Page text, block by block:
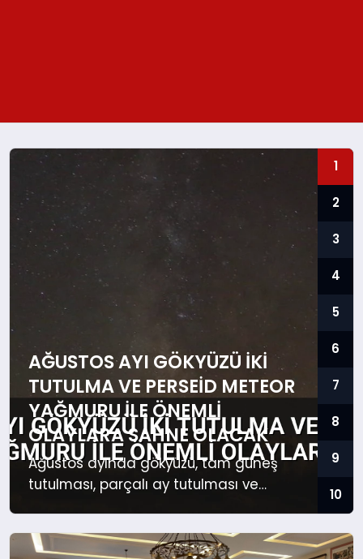
YAŞAM
TEKNOLOJİ
EKONOMİ
MAGAZİN
EĞİTİM
DÜNYA
AĞUSTOS AYI GÖKYÜZÜ İKI
TUTULMA VE PERSEID METEOR
YAĞMURU ILE ÖNEMLI
OLAYLARA SAHNE OLACAK
Ağustos ayında gökyüzü, tam güneş
tutulması, parçalı ay tutulması ve
1
2
3
4
5
6
7
8
9
10